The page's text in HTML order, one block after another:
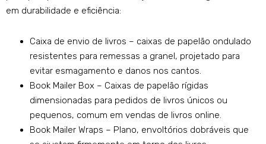
em durabilidade e eficiência:
Caixa de envio de livros – caixas de papelão ondulado
resistentes para remessas a granel, projetado para
evitar esmagamento e danos nos cantos.
Book Mailer Box – Caixas de papelão rígidas
dimensionadas para pedidos de livros únicos ou
pequenos, comum em vendas de livros online.
Book Mailer Wraps – Plano, envoltórios dobráveis ​​que